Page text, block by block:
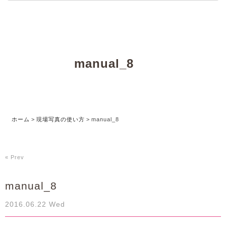
manual_8
ホーム > 現場写真の使い方 > manual_8
« Prev
manual_8
2016.06.22 Wed